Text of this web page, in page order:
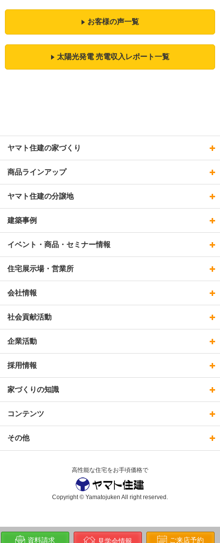
お客様の声一覧
太陽光発電 売電収入レポート一覧
ヤマト住建の家づくり
商品ラインアップ
ヤマト住建の分譲地
建築事例
イベント・商品・セミナー情報
住宅展示場・営業所
会社情報
社会貢献活動
企業活動
採用情報
家づくりの知識
コンテンツ
その他
高性能な住宅をお手頃価格で
Copyright © Yamatojuken All right reserved.
資料請求 見学会情報 ご来店予約